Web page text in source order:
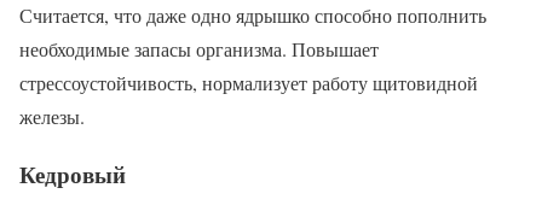
Считается, что даже одно ядрышко способно пополнить
необходимые запасы организма. Повышает
стрессоустойчивость, нормализует работу щитовидной
железы.
Кедровый